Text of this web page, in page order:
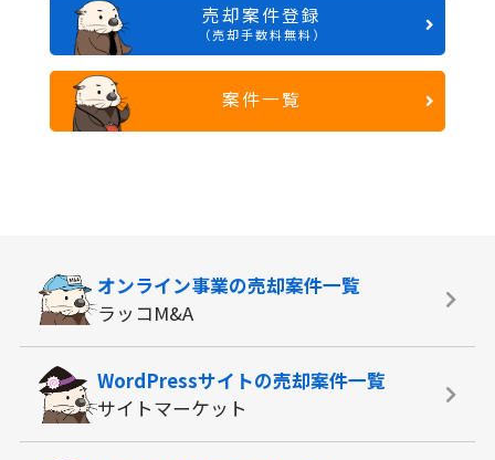
売却案件登録
（売却手数料無料）
案件一覧
オンライン事業の売却案件一覧
ラッコM&A
WordPressサイトの売却案件一覧
サイトマーケット